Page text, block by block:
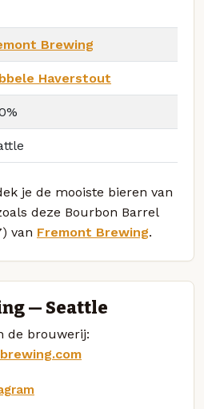
Brewing
Haverstout
je de mooiste bieren van
deze Bourbon Barrel
van Fremont Brewing.
— Seattle
de brouwerij: